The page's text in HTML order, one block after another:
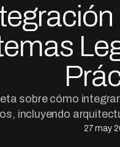
sobre cómo
incluyendo
27 may